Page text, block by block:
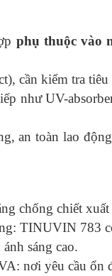
phụ thuộc vào
cần kiểm tra
như UV-
an toàn lao
chống chiết
TINUVIN 783
sáng cao.
nơi yêu cầu ổn